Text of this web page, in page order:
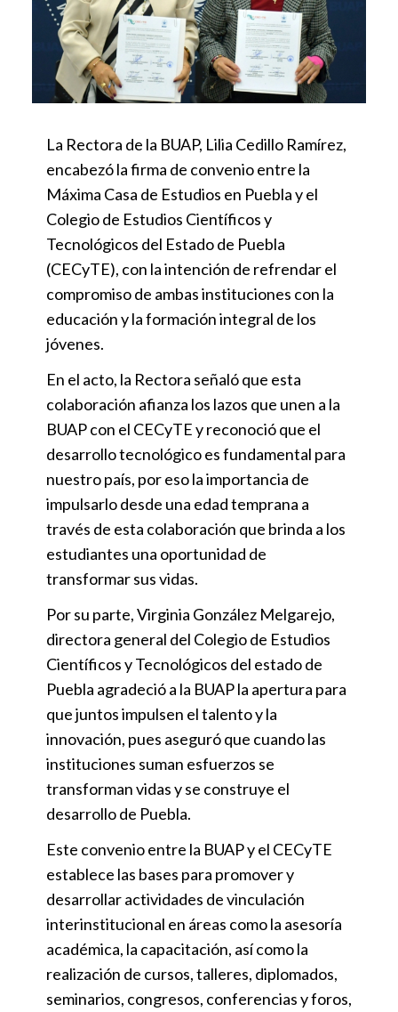
La Rectora de la BUAP, Lilia Cedillo Ramírez,
encabezó la firma de convenio entre la
Máxima Casa de Estudios en Puebla y el
Colegio de Estudios Científicos y
Tecnológicos del Estado de Puebla
(CECyTE), con la intención de refrendar el
compromiso de ambas instituciones con la
educación y la formación integral de los
jóvenes.
En el acto, la Rectora señaló que esta
colaboración afianza los lazos que unen a la
BUAP con el CECyTE y reconoció que el
desarrollo tecnológico es fundamental para
nuestro país, por eso la importancia de
impulsarlo desde una edad temprana a
través de esta colaboración que brinda a los
estudiantes una oportunidad de
transformar sus vidas.
Por su parte, Virginia González Melgarejo,
directora general del Colegio de Estudios
Científicos y Tecnológicos del estado de
Puebla agradeció a la BUAP la apertura para
que juntos impulsen el talento y la
innovación, pues aseguró que cuando las
instituciones suman esfuerzos se
transforman vidas y se construye el
desarrollo de Puebla.
Este convenio entre la BUAP y el CECyTE
establece las bases para promover y
desarrollar actividades de vinculación
interinstitucional en áreas como la asesoría
académica, la capacitación, así como la
realización de cursos, talleres, diplomados,
seminarios, congresos, conferencias y foros,